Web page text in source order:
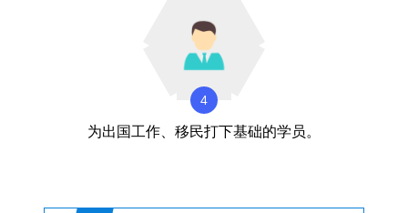
4
为出国工作、移民打下基础的学员。